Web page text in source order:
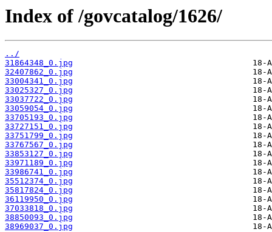
Index of /govcatalog/1626/
../
31864348_0.jpg
32407862_0.jpg
33004341_0.jpg
33025327_0.jpg
33037722_0.jpg
33059054_0.jpg
33705193_0.jpg
33727151_0.jpg
33751799_0.jpg
33767567_0.jpg
33853127_0.jpg
33971189_0.jpg
33986741_0.jpg
35512374_0.jpg
35817824_0.jpg
36119950_0.jpg
37033818_0.jpg
38850093_0.jpg
38969037_0.jpg